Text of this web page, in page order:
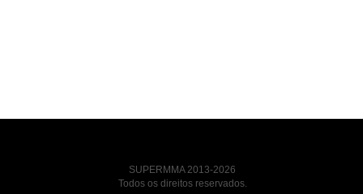
SUPERMMA 2013-2026
Todos os direitos reservados.